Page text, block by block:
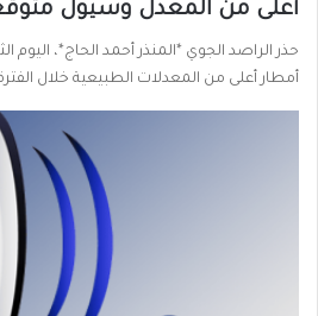
أعلى من المعدل وسيول
حذر الراصد الجوي *المنذر أحمد الحاج*، اليوم
أمطار أعلى من المعدلات الطبيعية خلال الفترة